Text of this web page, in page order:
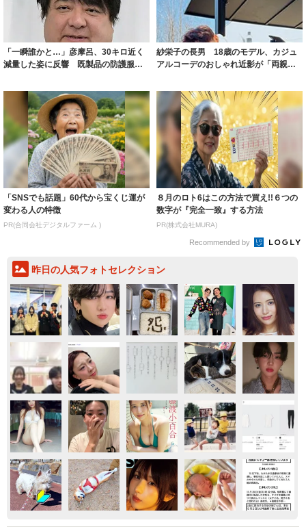
「一瞬誰かと…」彦摩呂、30キロ近く
減量した姿に反響 既製品の防護服が
紗栄子の長男 18歳のモデル、カジュ
アルコーデのおしゃれ近影が「両親の
「SNSでも話題」60代から宝くじ運が
変わる人の特徴
PR(合同会社デジタルファーム )
８月のロト6はこの方法で買え!!６つの
数字が『完全一致』する方法
PR(株式会社MURA)
Recommended by
昨日の人気フォトセレクション